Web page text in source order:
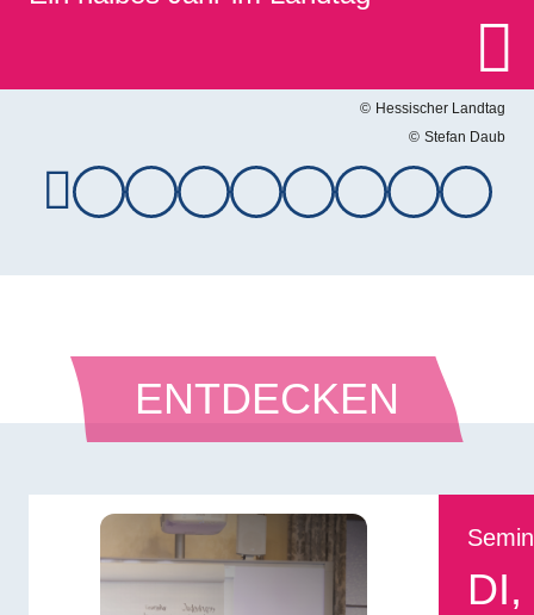
Hessischer Landtag
Stefan Daub
ENTDECKEN
Bilddatei
DI